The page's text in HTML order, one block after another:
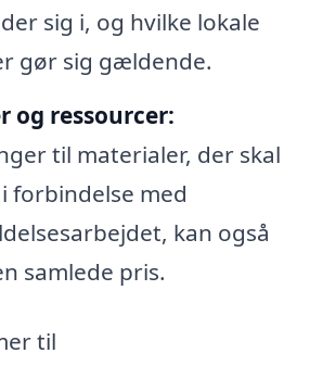
sig i, og hvilke lokale
gør sig gældende.
og ressourcer:
til materialer, der skal
forbindelse med
kan også
samlede pris.
til